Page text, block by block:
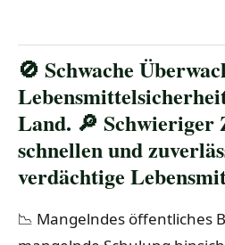
🚫 Schwache
Land. 🔎 Schwieriger
schnellen und
verdächtige
📉 Mangelndes öffentliches